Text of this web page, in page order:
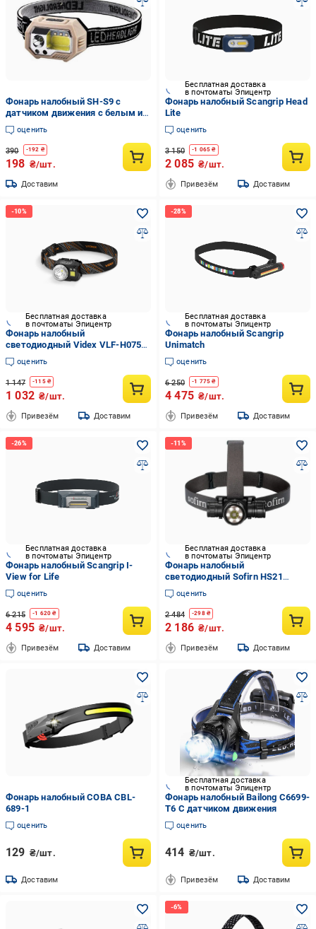
Фонарь налобный SH-S9 с
датчиком движения с белым и
красным светом
аккумуляторный Type-C
XPE+COB+3SMD (2937923972)
оценить
390 -192 ₴
198 ₴/шт.
Доставим
Бесплатная доставка
в почтоматы Эпицентр
Фонарь налобный Scangrip Head
Lite
оценить
3 150 -1 065 ₴
2 085 ₴/шт.
Привезём Доставим
Бесплатная доставка
в почтоматы Эпицентр
Фонарь налобный
светодиодный Videx VLF-H075C
550Lm 5000K
оценить
1 147 -115₴
1 032 ₴/шт.
Привезём Доставим
Бесплатная доставка
в почтоматы Эпицентр
Фонарь налобный Scangrip
Unimatch
оценить
6 250 -1 775 ₴
4 475 ₴/шт.
Привезём Доставим
Бесплатная доставка
в почтоматы Эпицентр
Фонарь налобный Scangrip I-
View for Life
оценить
6 215 -1 620 ₴
4 595 ₴/шт.
Привезём Доставим
Бесплатная доставка
в почтоматы Эпицентр
Фонарь налобный
светодиодный Sofirn HS21
2200Lm 6500K
оценить
2 484 -298₴
2 186 ₴/шт.
Привезём Доставим
Фонарь налобный COBA CBL-
689-1
оценить
129 ₴/шт.
Доставим
Бесплатная доставка
в почтоматы Эпицентр
Фонарь налобный Bailong C6699-
T6 С датчиком движения
оценить
414 ₴/шт.
Привезём Доставим